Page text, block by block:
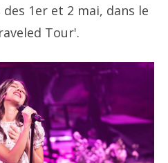
1er et 2 mai, dans le
Tour'.